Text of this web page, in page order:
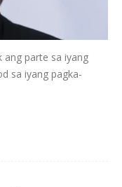
ang parte sa iyang
sa iyang pagka-